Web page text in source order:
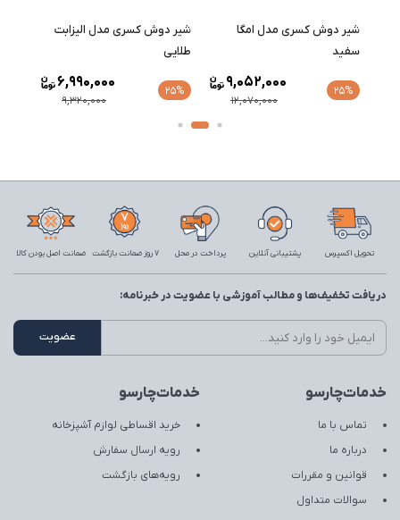
شیر دوش کسری مدل امگا
سفید
25%
12,070,000
9,052,000
شیر دوش کسری مدل الیزابت
طلایی
25%
9,320,000
6,990,000
تحویل اکسپرس پشتیبانی آنلاین پرداخت در محل 7 روز ضمانت بازگشت ضمانت اصل بودن کالا
خدمات‌چارسو
تماس با ما
درباره ما
قوانین و مقررات
سوالات متداول
خدمات‌چارسو
خرید اقساطی لوازم آشپزخانه
رویه ارسال سفارش
رویه‌های بازگشت
دریافت تخفیف‌ها و مطالب آموزشی با عضویت در خبرنامه: